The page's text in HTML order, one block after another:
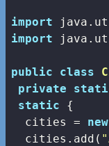
import
import
public class
private
static {
  cities =
new
  cities.add(